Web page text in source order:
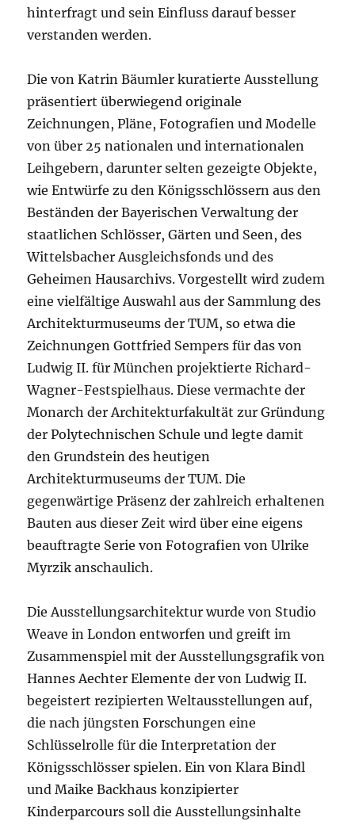
hinterfragt und sein Einfluss darauf besser
verstanden werden.
Die von Katrin Bäumler kuratierte Ausstellung
präsentiert überwiegend originale
Zeichnungen, Pläne, Fotografien und Modelle
von über 25 nationalen und internationalen
Leihgebern, darunter selten gezeigte Objekte,
wie Entwürfe zu den Königsschlössern aus den
Beständen der Bayerischen Verwaltung der
staatlichen Schlösser, Gärten und Seen, des
Wittelsbacher Ausgleichsfonds und des
Geheimen Hausarchivs. Vorgestellt wird zudem
eine vielfältige Auswahl aus der Sammlung des
Architekturmuseums der TUM, so etwa die
Zeichnungen Gottfried Sempers für das von
Ludwig II. für München projektierte Richard-
Wagner-Festspielhaus. Diese vermachte der
Monarch der Architekturfakultät zur Gründung
der Polytechnischen Schule und legte damit
den Grundstein des heutigen
Architekturmuseums der TUM. Die
gegenwärtige Präsenz der zahlreich erhaltenen
Bauten aus dieser Zeit wird über eine eigens
beauftragte Serie von Fotografien von Ulrike
Myrzik anschaulich.
Die Ausstellungsarchitektur wurde von Studio
Weave in London entworfen und greift im
Zusammenspiel mit der Ausstellungsgrafik von
Hannes Aechter Elemente der von Ludwig II.
begeistert rezipierten Weltausstellungen auf,
die nach jüngsten Forschungen eine
Schlüsselrolle für die Interpretation der
Königsschlösser spielen. Ein von Klara Bindl
und Maike Backhaus konzipierter
Kinderparcours soll die Ausstellungsinhalte